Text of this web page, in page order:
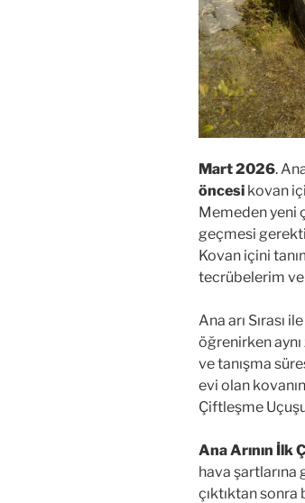
Mart 2026.
öncesi kovan
Memeden yeni
geçmesi
Kovan içini
tecrübelerim ve
Ana arı Sırası
öğrenirken
ve tanışma
evi olan
Çiftleşme
Ana Arının İlk
hava şartlarına
çıktıktan sonra